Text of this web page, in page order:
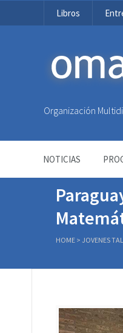
Libros
OMAPA
Organización
NOTICIAS
HOME > JOVENES